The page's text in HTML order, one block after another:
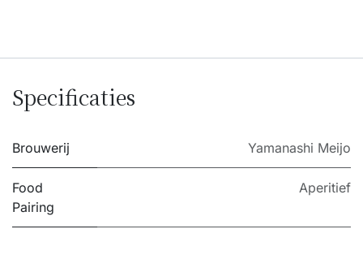
Specificaties
Brouwerij Yamanashi Meijo
Food
Pairing
Aperitief